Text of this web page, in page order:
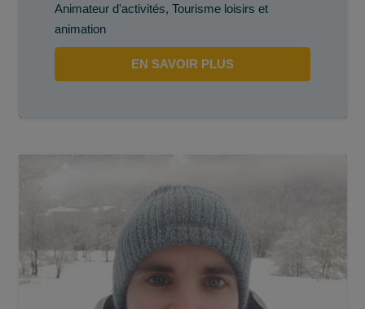
Animateur d'activités, Tourisme loisirs et
animation
EN SAVOIR PLUS